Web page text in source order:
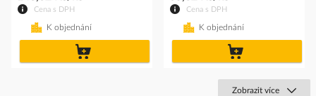
Cena s DPH
K objednání
Cena s DPH
K objednání
Zobrazit více